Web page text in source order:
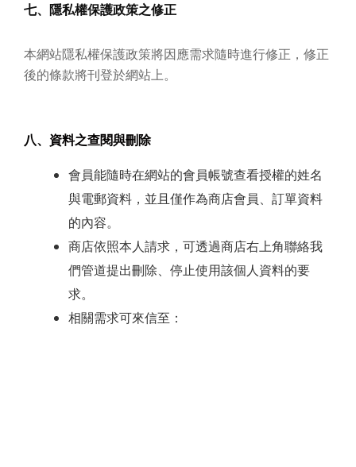
七、隱私權保護政策之修正
本網站隱私權保護政策將因應需求隨時進行修正，修正
後的條款將刊登於網站上。
八、資料之查閱與刪除
會員能隨時在網站的會員帳號查看授權的姓名
與電郵資料，並且僅作為商店會員、訂單資料
的內容。
商店依照本人請求，可透過商店右上角聯絡我
們管道提出刪除、停止使用該個人資料的要
求。
相關需求可來信至：